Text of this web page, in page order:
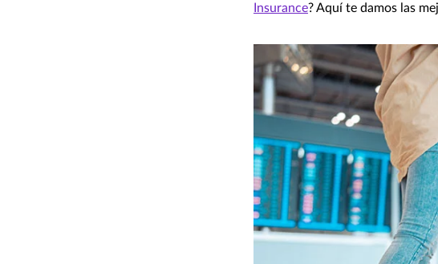
Insurance? Aquí te damos las